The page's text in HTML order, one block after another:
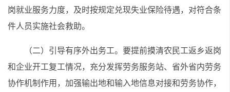
岗就业服务力度，及时按规定兑现失业保险待遇，对符合条
件人员实施社会救助。
（二）引导有序外出务工。要提前摸清农民工返乡返岗
和企业开工复工情况，充分发挥劳务服务站、省外省内劳务
协作机制作用，加强输出地和输入地信息对接和劳务协作，